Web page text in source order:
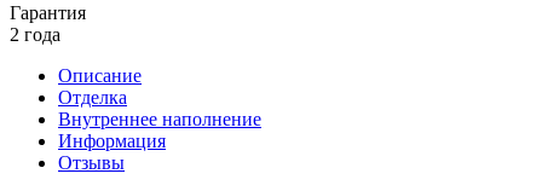
Гарантия
2 года
Описание
Отделка
Внутреннее наполнение
Информация
Отзывы